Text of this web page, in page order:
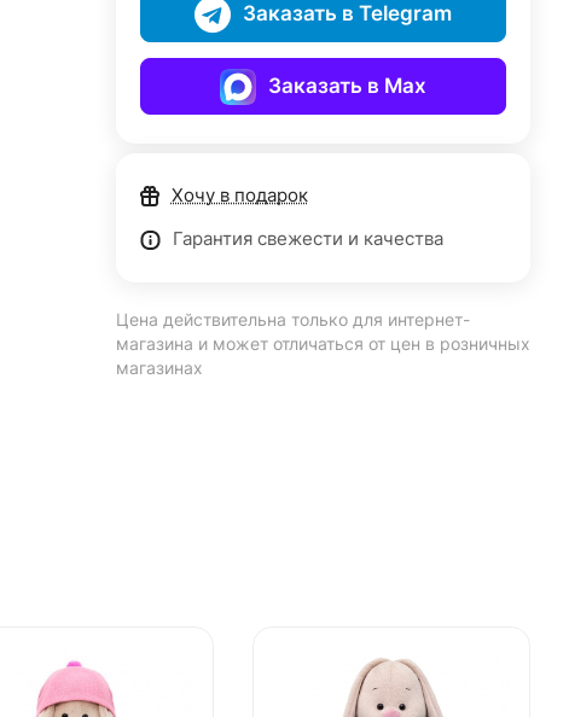
Заказать в Telegram
Заказать в Max
Хочу в подарок
Гарантия свежести и качества
Цена действительна только для интернет-
магазина и может отличаться от цен в розничных
магазинах